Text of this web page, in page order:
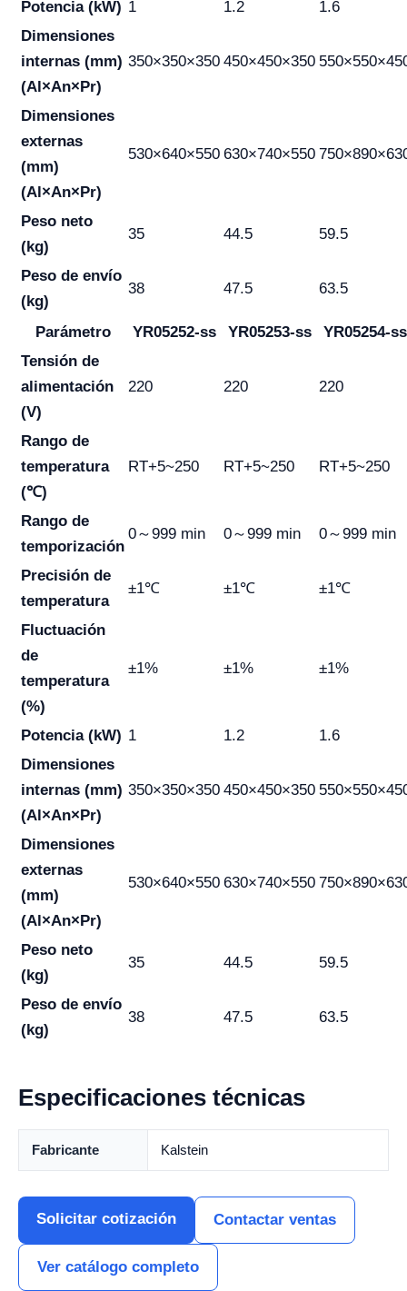
Potencia (kW) 1 1.2
1.6
Dimensiones
internas (mm)
(Al×An×Pr)
350×350×350 450×450×350
Dimensiones
externas
(mm)
(Al×An×Pr)
530×640×550 630×740×550
Peso neto
(kg)
35 44.5 59.5
Peso de envío
(kg)
38 47.5 63.5
Parámetro YR05252-ss YR05253-ss
YR05254-ss
Tensión de
alimentación
(V)
220 220 220
Rango de
temperatura
(℃)
RT+5~250 RT+5~250 RT+5~250
Rango de
temporización
0～999 min 0～999 min 0～999 min
Precisión de
temperatura
±1℃ ±1℃ ±1℃
Fluctuación
de
temperatura
(%)
±1% ±1% ±1%
Potencia (kW) 1 1.2
1.6
Dimensiones
internas (mm)
(Al×An×Pr)
350×350×350 450×450×350
Dimensiones
externas
(mm)
(Al×An×Pr)
530×640×550 630×740×550
Peso neto
(kg)
35 44.5 59.5
Peso de envío
(kg)
38 47.5 63.5
Especificaciones técnicas
Fabricante Kalstein
Solicitar cotización Contactar ventas
Ver catálogo completo